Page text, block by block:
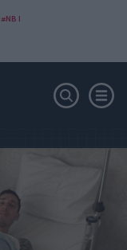
#NB I